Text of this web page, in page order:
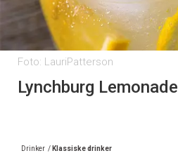
Foto: LauriPatterson
Lynchburg Lemonade
Drinker / Klassiske drinker